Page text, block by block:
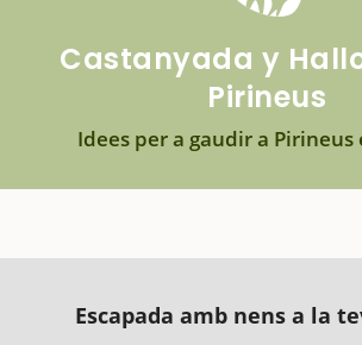
Castanyada y
Pirineus
Idees per a gaudir a
Escapada amb nens a la